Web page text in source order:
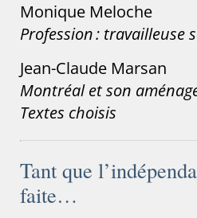
Monique Meloche
Profession : travailleuse
Jean-Claude Marsan
Montréal et son
Textes choisis
Tant que
faite…